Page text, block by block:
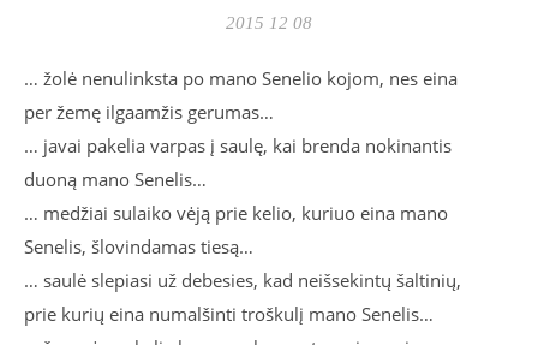
2015 12 08
… žolė nenulinksta po mano Senelio kojom, nes eina
per žemę ilgaamžis gerumas…
… javai pakelia varpas į saulę, kai brenda nokinantis
duoną mano Senelis…
… medžiai sulaiko vėją prie kelio, kuriuo eina mano
Senelis, šlovindamas tiesą…
… saulė slepiasi už debesies, kad neišsekintų šaltinių,
prie kurių eina numalšinti troškulį mano Senelis…